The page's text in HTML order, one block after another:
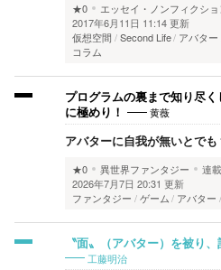
★0
エッセイ・ノンフィクショ
2017年6月11日 11:14 更新
仮想空間
Second Life アバター
コラム
プログラムの裏まで知り尽
に極めり！
黄薇
アバターに自我が無いとでも
★0 異世界ファンタジー 連
2026年7月7日 20:31 更新
ファンタジー
ゲーム アバター
〝面〟（アバター）を被り
工藤明治